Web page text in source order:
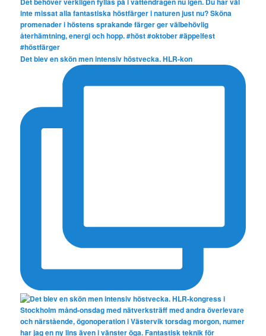
Det blev en skön men intensiv höstvecka. HLR-kon